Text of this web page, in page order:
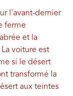
l'avant-dernier
ferme
et la
voiture est
si le désert
transformé la
aux teintes